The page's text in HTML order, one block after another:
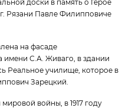
доски в память о Герое
Рязани Павле Филипповиче
на фасаде
имени С.А. Живаго, в здании
Реальное училище, которое в
Зарецкий.
войны, в 1917 году